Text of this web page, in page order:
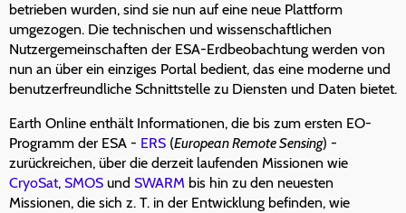
betrieben wurden, sind sie nun auf eine neue Plattform
umgezogen. Die technischen und wissenschaftlichen
Nutzergemeinschaften der ESA-Erdbeobachtung werden von
nun an über ein einziges Portal bedient, das eine moderne und
benutzerfreundliche Schnittstelle zu Diensten und Daten bietet.
Earth Online enthält Informationen, die bis zum ersten EO-
Programm der ESA - ERS (European Remote Sensing) -
zurückreichen, über die derzeit laufenden Missionen wie
CryoSat, SMOS und SWARM bis hin zu den neuesten
Missionen, die sich z. T. in der Entwicklung befinden, wie